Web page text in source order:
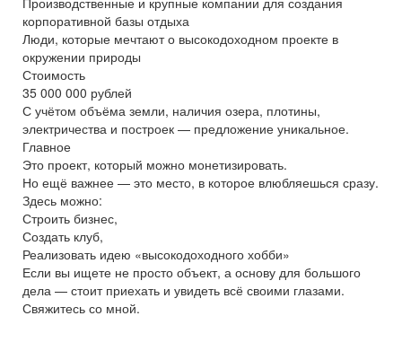
корпоративной базы отдыха
Люди, которые мечтают о высокодоходном проекте в
окружении природы
Стоимость
35 000 000 рублей
С учётом объёма земли, наличия озера, плотины,
электричества и построек — предложение уникальное.
Главное
Это проект, который можно монетизировать.
Но ещё важнее — это место, в которое влюбляешься сразу.
Здесь можно:
Строить бизнес,
Создать клуб,
Реализовать идею «высокодоходного хобби»
Если вы ищете не просто объект, а основу для большого
дела — стоит приехать и увидеть всё своими глазами.
Свяжитесь со мной.